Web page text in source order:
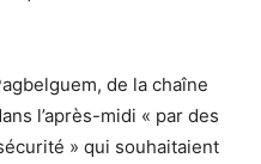
de la chaîne
l’après-midi « par des
» qui souhaitaient